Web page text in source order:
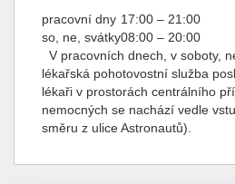
pracovní dny 17:00 – 21:00
so, ne, svátky08:00 – 20:00
V pracovních dnech, v soboty,
lékařská pohotovostní služba
lékaři v prostorách centrálního
nemocných se nachází vedle
směru z ulice Astronautů).